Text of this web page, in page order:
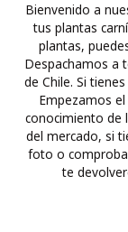
Bienvenido a
tus plantas
plantas,
Despachamos a
de Chile. Si
Empezamos
conocimiento de
del mercado, si
foto o
te